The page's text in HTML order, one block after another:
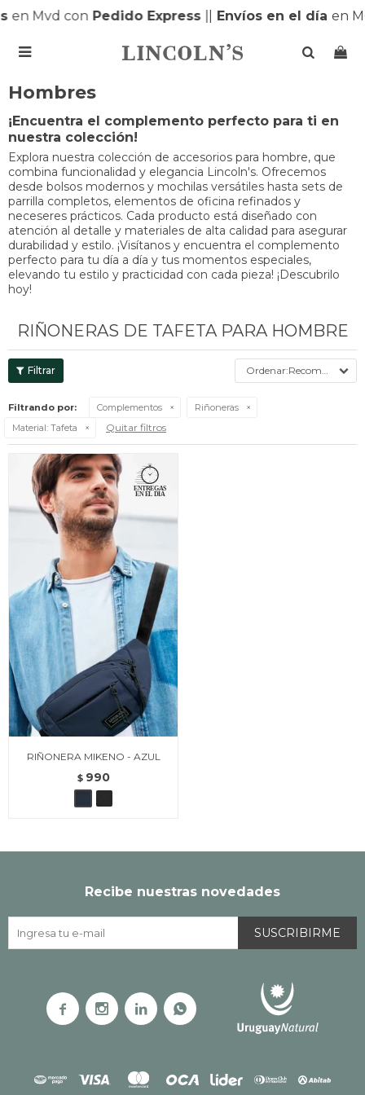
en Mvd conPedido Express| Envíos en el díaen

Hombres
¡Encuentra el complemento perfecto para ti en
nuestra colección!
Explora nuestra colección de accesorios para hombre, que
combina funcionalidad y elegancia Lincoln's. Ofrecemos
desde bolsos modernos y mochilas versátiles hasta sets de
parrilla completos, elementos de oficina refinados y
neceseres prácticos. Cada producto está diseñado con
atención al detalle y materiales de alta calidad para asegurar
durabilidad y estilo. ¡Visítanos y encuentra el complemento
perfecto para tu día a día y tus momentos especiales,
elevando tu estilo y practicidad con cada pieza! ¡Descubrilo
hoy!
RIÑONERAS DE TAFETA PARA HOMBRE
Recomendados
Filtrando por: Complementos
Riñoneras
Material: Tafeta Quitar filtros
RIÑONERA MIKENO - AZUL
$ 990
Recibe nuestras novedades
SUSCRIBIRME
   